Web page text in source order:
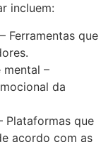
incluem:
Ferramentas que
mental –
da
Plataformas que
acordo com as